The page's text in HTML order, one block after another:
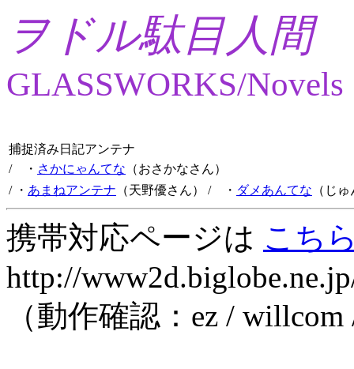
ヲドル駄目人間
GLASSWORKS/Novels
捕捉済み日記アンテナ
/ ・ さかにゃんてな （おさかなさん）
/ ・ あまねアンテナ （天野優さん） / ・ ダメあんてな （じ
携帯対応ページは こち
http://
（動作確認：ez /